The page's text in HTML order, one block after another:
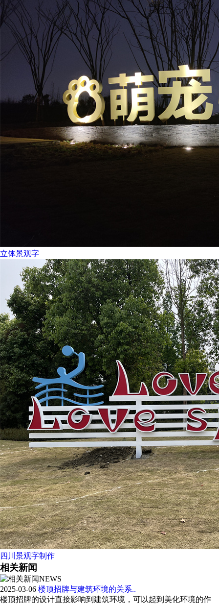
立体景观字
四川景观字制作
相关新闻
NEWS
2025-03-06 楼顶招牌与建筑环境的关系..
楼顶招牌的设计直接影响到建筑环境，可以起到美化环境的作